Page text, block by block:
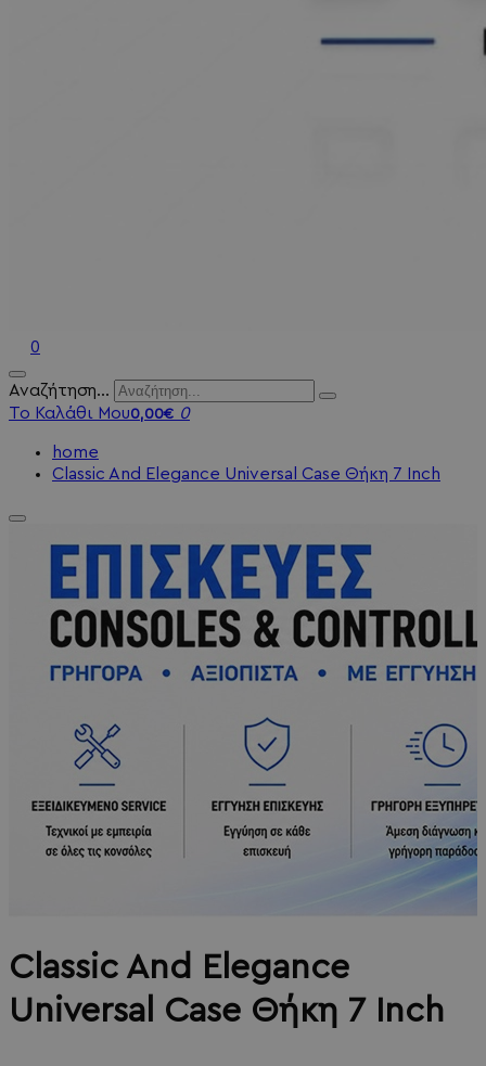
0
Αναζήτηση...
Το Καλάθι Μου0,00€ 0
home
Classic And Elegance Universal Case Θήκη 7 Inch
Classic And Elegance
Universal Case Θήκη 7 Inch